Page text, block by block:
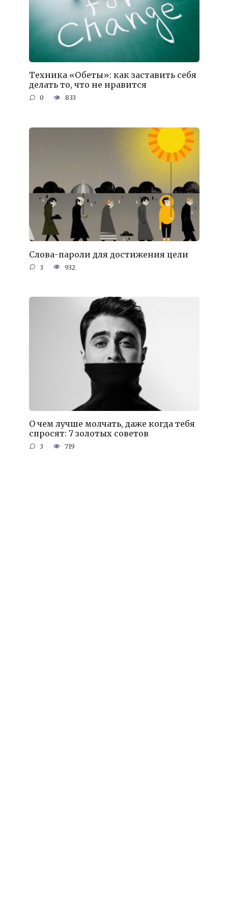
Техника «Обеты»: как заставить себя
делать то, что не нравится
0 833
Слова-пароли для достижения цели
3 932
О чем лучше молчать, даже когда тебя
спросят: 7 золотых советов
3 719